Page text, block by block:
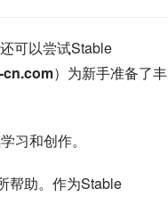
可以尝试Stable
）为新手准备了丰
习和创作。
帮助。作为Stable